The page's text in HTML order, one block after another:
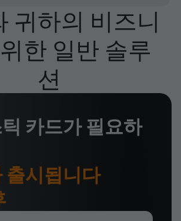
귀하의 비즈니
한 일반 솔루
션
카드가 필요하
출시됩니다